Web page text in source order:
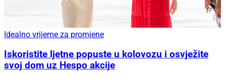
Idealno vrijeme za promjene
Iskoristite ljetne popuste u kolovozu i osvježite
svoj dom uz Hespo akcije